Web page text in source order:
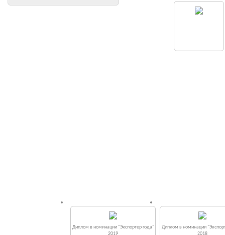
Диплом в номинации "Экспортер года"
2019
Диплом в номинации
2018